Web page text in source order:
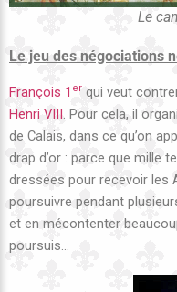
Le
Le jeu des négociations
François 1 er qui veut
Henri VIII . Pour cela, il
de Calais, dans ce qu’on
drap d’or : parce que mille
dressées pour recevoir les
poursuivre pendant
et en mécontenter
poursuis…